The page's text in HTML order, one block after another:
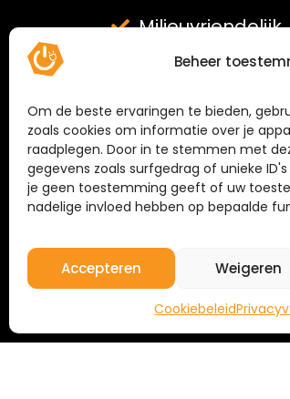
Beheer
Om de beste ervaringen te bieden,
zoals cookies om informatie over je
raadplegen. Door in te stemmen met
gegevens zoals surfgedrag of unieke
je geen toestemming geeft of uw
nadelige invloed hebben op bepaalde
Accepteren Weigeren
Cookiebeleid
Milieuvriendelijk